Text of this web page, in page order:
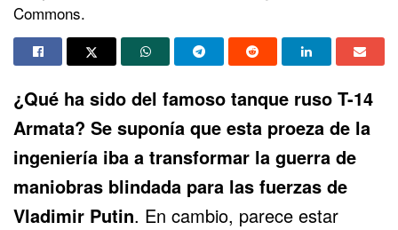
Commons.
¿Qué ha sido del famoso tanque ruso T-14
Armata? Se suponía que esta proeza de la
ingeniería iba a transformar la guerra de
maniobras blindada para las fuerzas de
Vladimir Putin. En cambio, parece estar